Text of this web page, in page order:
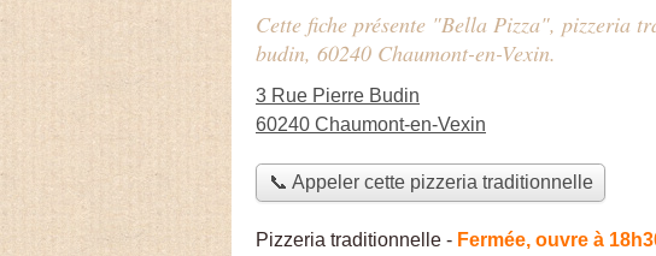
Cette fiche présente "Bella Pizza", pizzeria
budin, 60240 Chaumont-en-Vexin.
3 Rue Pierre Budin
60240 Chaumont-en-Vexin
📞 Appeler cette pizzeria traditionnelle
Pizzeria traditionnelle - Fermée, ouvre à